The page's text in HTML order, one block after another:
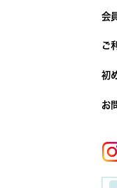
会
ご
初
お